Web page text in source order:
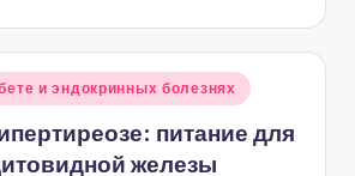
и эндокринных болезнях
питание для
железы